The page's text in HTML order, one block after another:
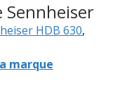
Sennheiser
HDB 630,
marque